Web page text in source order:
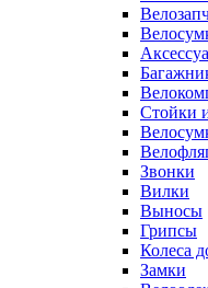
Стойки
Звонки
Вилки
Выносы
Грипсы
Колеса
Замки